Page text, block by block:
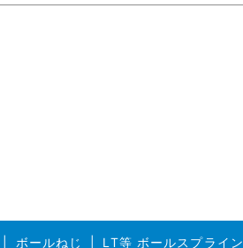
ボールねじ LT等 ボールスプライン